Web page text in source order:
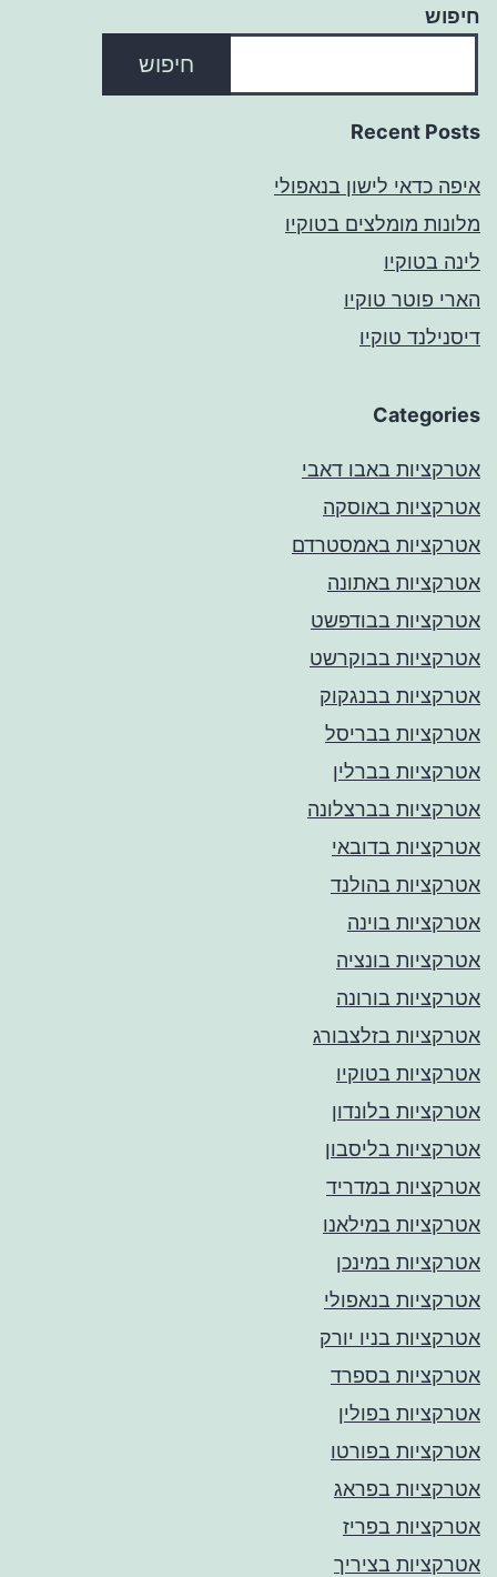
חיפוש
חיפוש
Recent Posts
איפה כדאי לישון בנאפולי
מלונות מומלצים בטוקיו
לינה בטוקיו
הארי פוטר טוקיו
דיסנילנד טוקיו
Categories
אטרקציות באבו דאבי
אטרקציות באוסקה
אטרקציות באמסטרדם
אטרקציות באתונה
אטרקציות בבודפשט
אטרקציות בבוקרשט
אטרקציות בבנגקוק
אטרקציות בבריסל
אטרקציות בברלין
אטרקציות בברצלונה
אטרקציות בדובאי
אטרקציות בהולנד
אטרקציות בוינה
אטרקציות בונציה
אטרקציות בורונה
אטרקציות בזלצבורג
אטרקציות בטוקיו
אטרקציות בלונדון
אטרקציות בליסבון
אטרקציות במדריד
אטרקציות במילאנו
אטרקציות במינכן
אטרקציות בנאפולי
אטרקציות בניו יורק
אטרקציות בספרד
אטרקציות בפולין
אטרקציות בפורטו
אטרקציות בפראג
אטרקציות בפריז
אטרקציות בציריך